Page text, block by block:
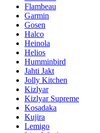
Flambeau
Garmin
Gosen
Halco
Heinola
Helios
Humminbird
Jahti Jakt
Jolly Kitchen
Kizlyar
Kizlyar Supreme
Kosadaka
Kujira
Lemigo